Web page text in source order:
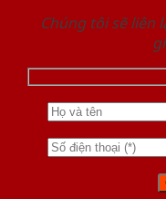
Chúng tôi sẽ liên